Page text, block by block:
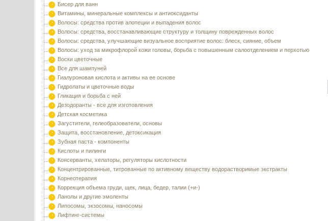
Бисер для ванн
Витамины, минеральные комплексы и антиоксиданты
Волосы: средства против алопеции и выпадения волос
Волосы: средства, восстанавливающие структуру и толщину поврежденных волос
Волосы: средства, улучшающие визуальное восприятие волос: блеск, сияние, объем
Волосы: уход за микрофлорой кожи головы, борьба с повышенным салоотделением и перхотью
Воски цветочные
Все для шампуней
Гиалуроновая кислота и активы на ее основе
Гидролаты и цветочные воды
Гликация и борьба с ней
Дезодоранты - все для изготовления
Детская косметика
Загустители, гелеобразователи, основы
Защита, восстановление, детоксикация
Зубная паста - компоненты
Кислоты и пилинги
Консерванты, хелаторы, регуляторы кислотности
Концентрированные, титрованные по активному веществу водорастворимые экстракты
Корнеотерапия
Коррекция объема груди, щек, лица, бедер, талии (+и-)
Ланолы и другие эмоленты
Липосомы, экзосомы, наносомы
Лифтинг-системы